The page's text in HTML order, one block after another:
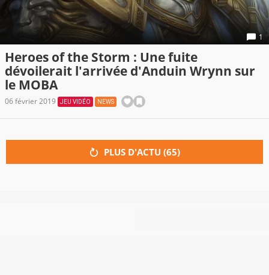
1
Heroes of the Storm : Une fuite
dévoilerait l'arrivée d'Anduin Wrynn sur
le MOBA
06 février 2019 JEU VIDÉO NEWS
PLUS D'ACTU (65)